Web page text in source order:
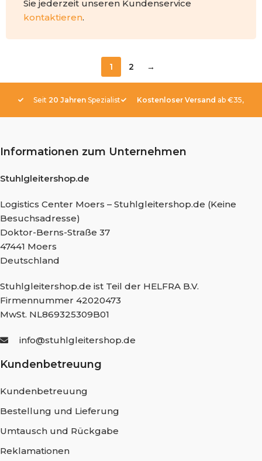
Sie jederzeit unseren Kundenservice
kontaktieren.
1 2 →
Seit 20 Jahren Spezialist Kostenloser Versand ab €35,-
Informationen zum Unternehmen
Stuhlgleitershop.de
Logistics Center Moers – Stuhlgleitershop.de (Keine
Besuchsadresse)
Doktor-Berns-Straße 37
47441 Moers
Deutschland
Stuhlgleitershop.de ist Teil der HELFRA B.V.
Firmennummer 42020473
MwSt. NL869325309B01
info@stuhlgleitershop.de
Kundenbetreuung
Kundenbetreuung
Bestellung und Lieferung
Umtausch und Rückgabe
Reklamationen